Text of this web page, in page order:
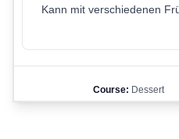
Kann mit verschiedenen
Course: Dessert